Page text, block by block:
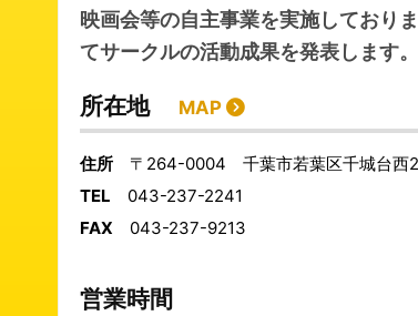
映画会等の自主事業を実施しており
てサークルの活動成果を発表します。
所在地 MAP
住所
〒264-0004 千葉市若葉区千城台西
TEL
043-237-2241
FAX
043-237-9213
営業時間